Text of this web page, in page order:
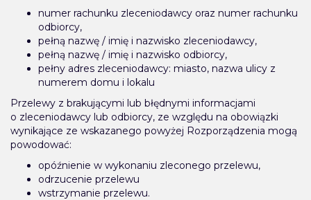
numer rachunku zleceniodawcy oraz numer rachunku
odbiorcy,
pełną nazwę / imię i nazwisko zleceniodawcy,
pełną nazwę / imię i nazwisko odbiorcy,
pełny adres zleceniodawcy: miasto, nazwa ulicy z
numerem domu i lokalu
Przelewy z brakującymi lub błędnymi informacjami
o zleceniodawcy lub odbiorcy, ze względu na obowiązki
wynikające ze wskazanego powyżej Rozporządzenia mogą
powodować:
opóźnienie w wykonaniu zleconego przelewu,
odrzucenie przelewu
wstrzymanie przelewu.